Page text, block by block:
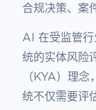
合规决策、案
AI 在受监管行
统的实体风险
（KYA）理
统不仅需要评